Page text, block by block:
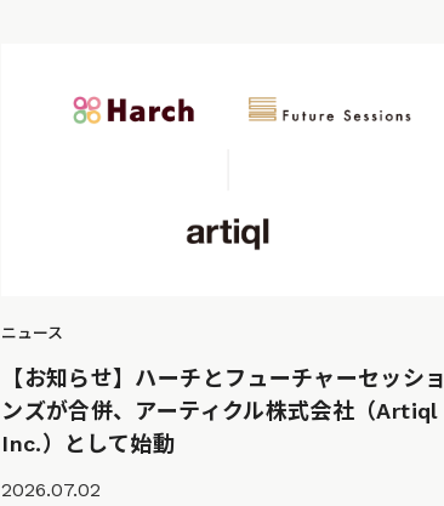
ニュース
【お知らせ】ハーチとフューチャーセッショ
ンズが合併、アーティクル株式会社（Artiql
Inc.）として始動
2026.07.02